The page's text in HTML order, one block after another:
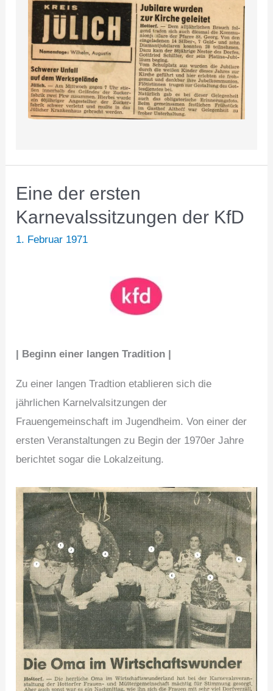
Eine der ersten
Karnevalssitzungen der KfD
1. Februar 1971
| Beginn einer langen Tradition |
Zu einer langen Tradtion etablieren sich die
jährlichen Karnelvalsitzungen der
Frauengemeinschaft im Jugendheim. Von einer der
ersten Veranstaltungen zu Begin der 1970er Jahre
berichtet sogar die Lokalzeitung.